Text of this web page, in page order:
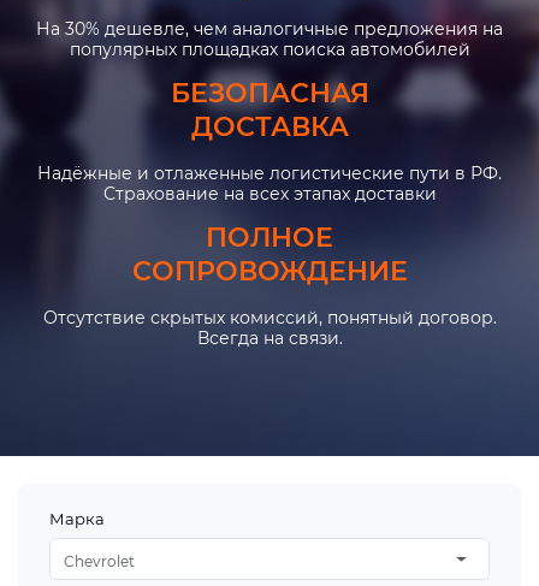
На 30% дешевле, чем аналогичные предложения на
популярных площадках поиска автомобилей
БЕЗОПАСНАЯ
ДОСТАВКА
Надёжные и отлаженные логистические пути в РФ.
Страхование на всех этапах доставки
ПОЛНОЕ
СОПРОВОЖДЕНИЕ
Отсутствие скрытых комиссий, понятный договор.
Всегда на связи.
Марка
Chevrolet